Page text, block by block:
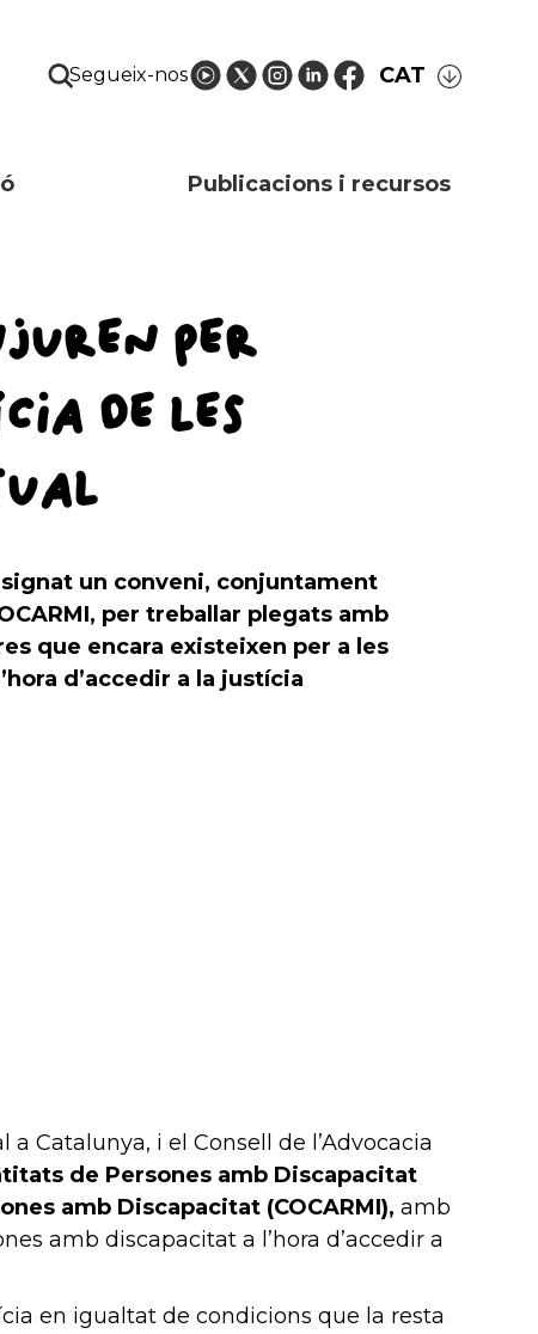
Segueix-nos CAT
Publicacions i recursos
PER
DE LES
un conveni, conjuntament
per treballar plegats amb
que encara existeixen per a les
d’accedir a la justícia
Catalunya, i el Consell de l’Advocacia
de Persones amb Discapacitat
amb Discapacitat (COCARMI), amb
amb discapacitat a l’hora d’accedir a
en igualtat de condicions que la resta